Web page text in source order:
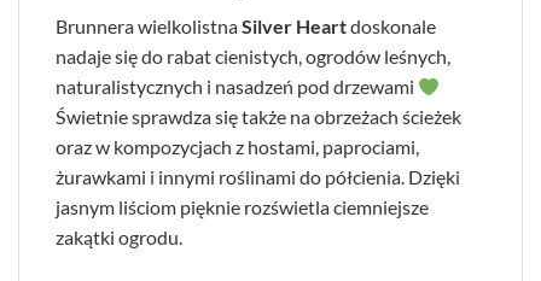
Brunnera wielkolistnaSilver Heartdoskonale
nadaje się do rabat cienistych, ogrodów leśnych,
naturalistycznych i nasadzeń pod drzewami
Świetnie sprawdza się także na obrzeżach ścieżek
oraz w kompozycjach z hostami, paprociami,
żurawkami i innymi roślinami do półcienia. Dzięki
jasnym liściom pięknie rozświetla ciemniejsze
zakątki ogrodu.